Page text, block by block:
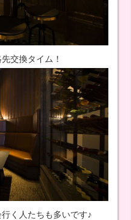
交換タイム！
く人たちも多いです♪